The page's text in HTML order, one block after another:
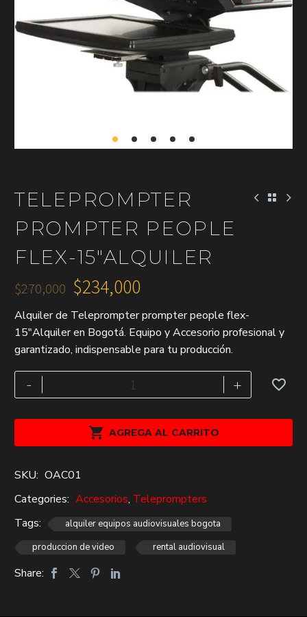
TELEPROMPTER
PROMPTER PEOPLE
FLEX-15″ALQUILER
$270,000
precio
original
era:
$270,000.
$234,000
precio
actual
es:
$234,000.
Alquiler de Teleprompter prompter people flex-
15″Alquiler en Bogotá. Equipo y Accesorio profesional y
garantizado, indispensable para tu producción.
-
Teleprompter
prompter
15"Alquiler
+
 AGREGA AL CARRITO
SKU: OAC01
Categories: Accesorios, Teleprompters
Tags:
alquiler equipos audiovisuales bogota
produccion de video
rental audiovisual
Share: